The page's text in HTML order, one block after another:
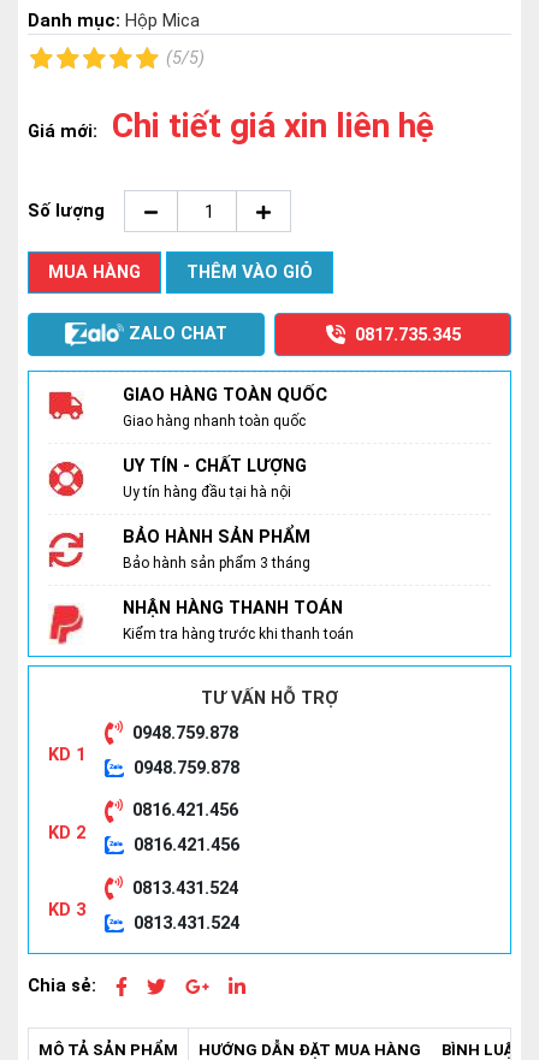
Danh mục: Hộp Mica
(5/5)
Giá mới: Chi tiết giá xin liên hệ
Số lượng
MUA HÀNG THÊM VÀO GIỎ
ZALO CHAT 0817.735.345
GIAO HÀNG TOÀN QUỐC
Giao hàng nhanh toàn quốc
UY TÍN - CHẤT LƯỢNG
Uy tín hàng đầu tại hà nội
BẢO HÀNH SẢN PHẨM
Bảo hành sản phẩm 3 tháng
NHẬN HÀNG THANH TOÁN
Kiểm tra hàng trước khi thanh toán
TƯ VẤN HỖ TRỢ
KD 1
0948.759.878
0948.759.878
KD 2
0816.421.456
0816.421.456
KD 3
0813.431.524
0813.431.524
Chia sẻ:
MÔ TẢ SẢN PHẨM HƯỚNG DẪN ĐẶT MUA HÀNG BÌNH LUẬN